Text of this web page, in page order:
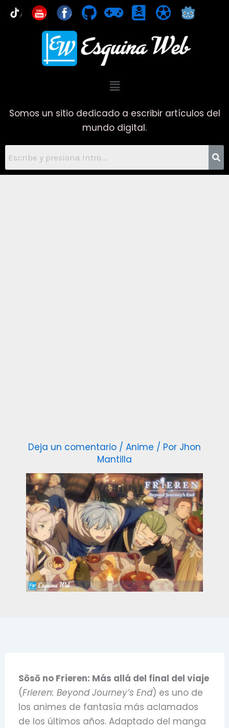
contenido
You
Menú
Somos un sitio dedicado a escribir artículos del
mundo digital.
Deja un comentario / Anime / Por Jhon
Mantilla
Sōsō no Frieren: Más allá del final del viaje
(Frieren: Beyond Journey’s End) es uno de
los animes de fantasía más aclamados
de los últimos años. Adaptado del manga